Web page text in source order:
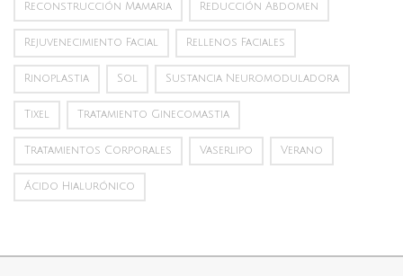
Reconstrucción Mamaria Reducción Abdomen
Rejuvenecimiento Facial Rellenos Faciales
Rinoplastia Sol Sustancia Neuromoduladora
Tixel Tratamiento Ginecomastia
Tratamientos Corporales Vaserlipo Verano
Ácido Hialurónico